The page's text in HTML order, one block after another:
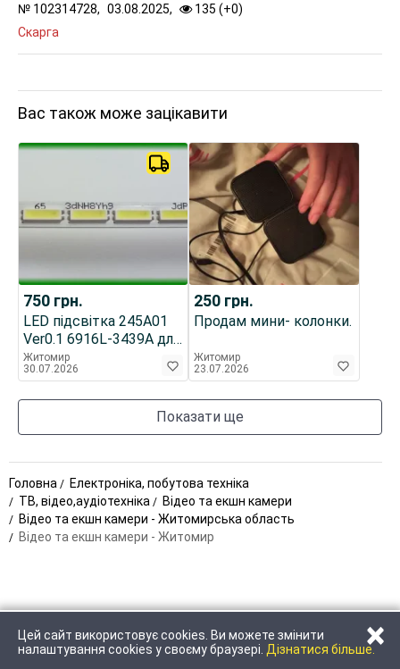
№ 102314728, 03.08.2025, 135 (+0)
Скарга
Вас також може зацікавити
750 грн.
LED підсвітка 245A01
Ver0.1 6916L-3439A для
монітора Dell S2522HG
Житомир
30.07.2026
250 грн.
Продам мини- колонки.
Житомир
23.07.2026
Показати ще
Головна
Електроніка, побутова техніка
ТВ, відео,аудіотехніка
Відео та екшн камери
Відео та екшн камери - Житомирська область
Відео та екшн камери - Житомир
Цей сайт використовує cookies. Ви можете змінити
налаштування cookies у своєму браузері. Дізнатися більше.×
ЗАТЕЛЕФОНУВАТИ НАПИСАТИ